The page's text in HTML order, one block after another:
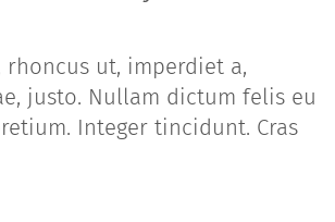
rhoncus ut, imperdiet a,
justo. Nullam dictum felis eu
Integer tincidunt. Cras